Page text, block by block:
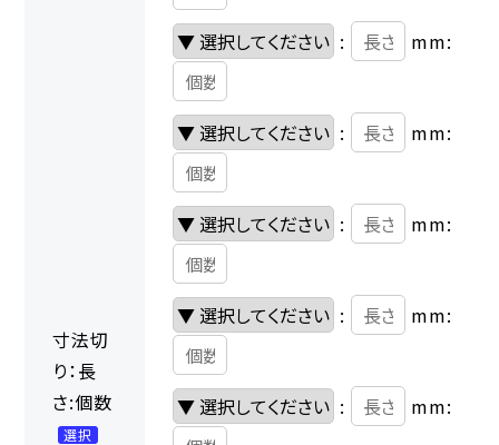
寸法切
り：長
さ:個数
選択
: mm:
: mm:
: mm:
: mm:
: mm: